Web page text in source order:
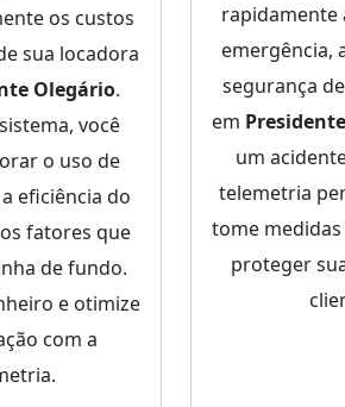
os custos
sua locadora
Olegário.
você
o uso de
eficiência do
fatores que
de fundo.
e otimize
com a
rapidamente
emergência,
segurança
em
um
telemetria
tome
proteger